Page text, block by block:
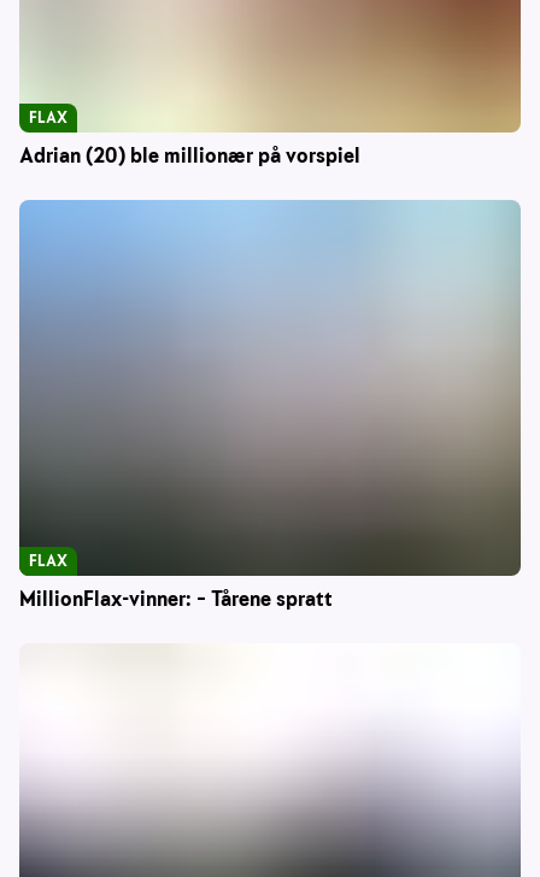
Adrian (20) ble millionær på vorspiel
FLAX
MillionFlax-vinner: – Tårene spratt
FLAX